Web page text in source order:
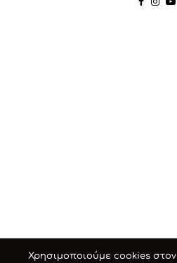
Χρησιμοποιούμε cookies